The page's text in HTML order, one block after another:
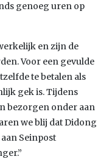
genoeg uren op
en zijn de
Voor een gevulde
te betalen als
gek is. Tijdens
bezorgen onder aan
we blij dat Didong
Seinpost